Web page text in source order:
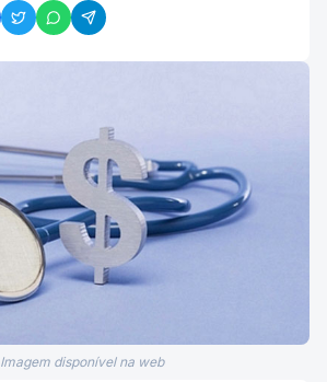
Imagem disponível na web